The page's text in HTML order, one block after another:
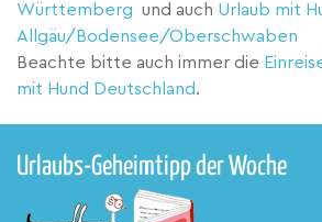
Württemberg und auch Urlaub mit
Allgäu/Bodensee/Oberschwaben
Beachte bitte auch immer die
mit Hund Deutschland.
Urlaubs-Geheimtipp der Woche